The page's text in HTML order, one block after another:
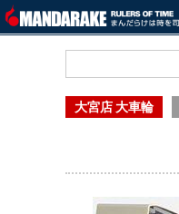
大宮店 大車輪